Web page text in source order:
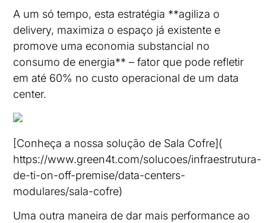
A um só tempo, esta estratégia **agiliza o
delivery, maximiza o espaço já existente e
promove uma economia substancial no
consumo de energia** – fator que pode refletir
em até 60% no custo operacional de um data
center.
[Conheça a nossa solução de Sala Cofre](
https://www.green4t.com/solucoes/infraestrutura-
de-ti-on-off-premise/data-centers-
modulares/sala-cofre)
Uma outra maneira de dar mais performance ao